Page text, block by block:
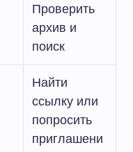
Проверить
архив и
поиск
Найти
ссылку или
попросить
приглашени